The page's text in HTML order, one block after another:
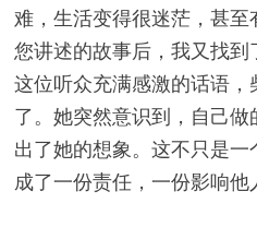
难，生活变得很迷茫，甚
您讲述的故事后，我又找
这位听众充满感激的话语
了。她突然意识到，自己
出了她的想象。这不只是
成了一份责任，一份影响他